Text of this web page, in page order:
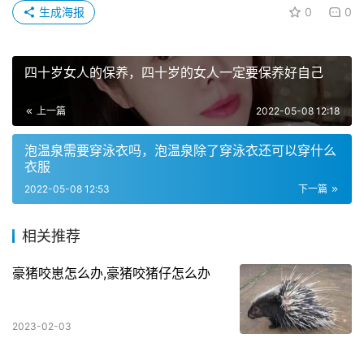
0 0
生成海报
四十岁女人的保养，四十岁的女人一定要保养好自己
上一篇 2022-05-08 12:18
泡温泉需要穿泳衣吗，泡温泉除了穿泳衣还可以穿什么
衣服
下一篇
2022-05-08 12:53
相关推荐
豪猪咬崽怎么办,豪猪咬猪仔怎么办
2023-02-03